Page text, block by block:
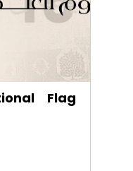
Flag